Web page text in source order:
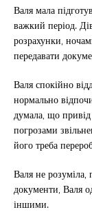
Валя мала
важкий період.
розрахунки,
передавати
Валя спокійно
нормально
думала, що привід
погрозами
його треба
Валя не
документи, Валя
іншими.